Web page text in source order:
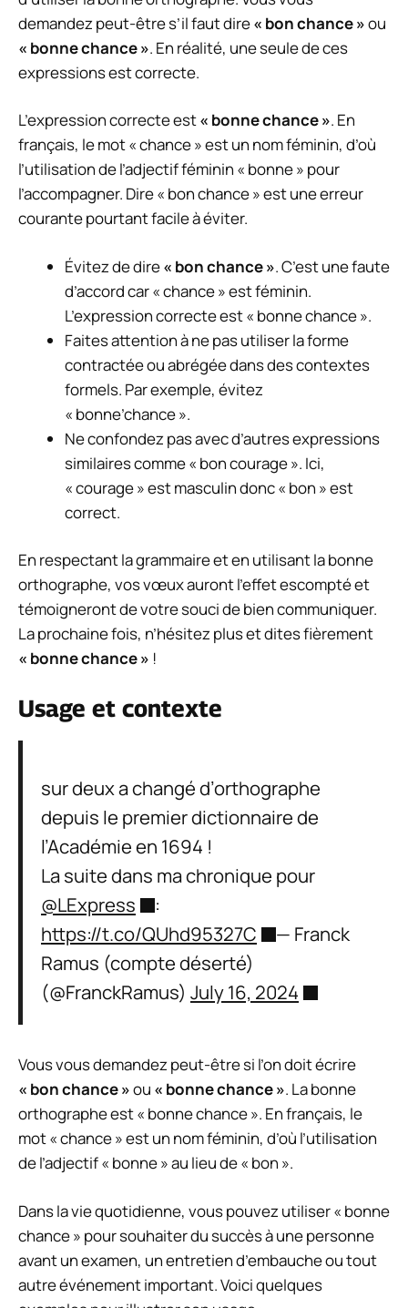
demandez peut-être s’il faut dire« bon chance »ou
« bonne chance ». En réalité, une seule de ces
expressions est correcte.
L’expression correcte est« bonne chance ». En
français, le mot « chance » est un nom féminin, d’où
l’utilisation de l’adjectif féminin « bonne » pour
l’accompagner. Dire « bon chance » est une erreur
courante pourtant facile à éviter.
Évitez de dire« bon chance ». C’est une faute
d’accord car « chance » est féminin.
L’expression correcte est « bonne chance ».
Faites attention à ne pas utiliser la forme
contractée ou abrégée dans des contextes
formels. Par exemple, évitez
« bonne’chance ».
Ne confondez pas avec d’autres expressions
similaires comme « bon courage ». Ici,
« courage » est masculin donc « bon » est
correct.
En respectant la grammaire et en utilisant la bonne
orthographe, vos vœux auront l’effet escompté et
témoigneront de votre souci de bien communiquer.
La prochaine fois, n’hésitez plus et dites fièrement
« bonne chance » !
Usage et contexte
sur deux a changé d’orthographe
depuis le premier dictionnaire de
l’Académie en 1694 !
La suite dans ma chronique pour
@LExpress
:
https://t.co/QUhd95327C
— Franck
Ramus (compte déserté)
(@FranckRamus) July 16, 2024
Vous vous demandez peut-être si l’on doit écrire
« bon chance »ou « bonne chance ». La bonne
orthographe est « bonne chance ». En français, le
mot « chance » est un nom féminin, d’où l’utilisation
de l’adjectif « bonne » au lieu de « bon ».
Dans la vie quotidienne, vous pouvez utiliser « bonne
chance » pour souhaiter du succès à une personne
avant un examen, un entretien d’embauche ou tout
autre événement important. Voici quelques